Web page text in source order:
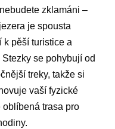
zklamáni –
je spousta
k pěší turistice a
se pohybují od
treky, takže si
vaší fyzické
oblíbená trasa pro